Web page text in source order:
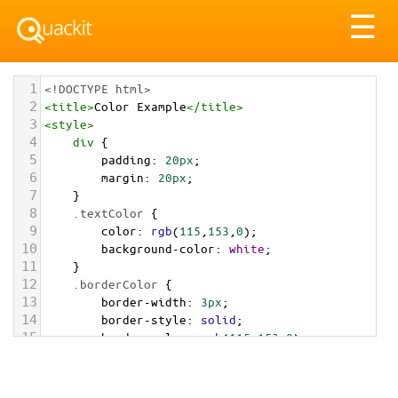
☰
1 <!DOCTYPE html>
2 <title>Color Example</title>
3 <style>
4 div {
5 padding: 20px;
6 margin: 20px;
7 }
8 .textColor {
9 color: rgb(115 153 0);
10 background-color: white;
11 }
12 .borderColor {
13 border-width: 3px;
14 border-style: solid;
15 border-color: rgb(115,153,0);